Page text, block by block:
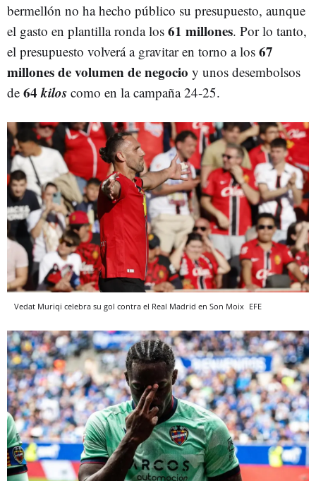
bermellón no ha hecho público su presupuesto, aunque
el gasto en plantilla ronda los 61 millones. Por lo tanto,
el presupuesto volverá a gravitar en torno a los 67
millones de volumen de negocio y unos desembolsos
de 64kilos como en la campaña 24-25.
Vedat Muriqi celebra su gol contra el Real Madrid en Son Moix EFE